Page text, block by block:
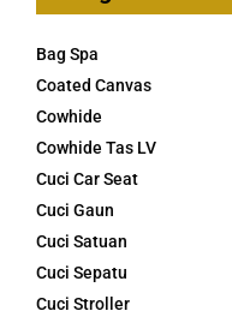
Bag Spa
Coated Canvas
Cowhide
Cowhide Tas LV
Cuci Car Seat
Cuci Gaun
Cuci Satuan
Cuci Sepatu
Cuci Stroller